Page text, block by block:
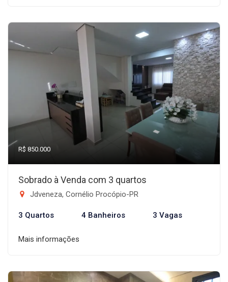
R$ 850.000
Sobrado à Venda com 3 quartos
Jdveneza, Cornélio Procópio-PR
3 Quartos 4 Banheiros 3 Vagas
Mais informações